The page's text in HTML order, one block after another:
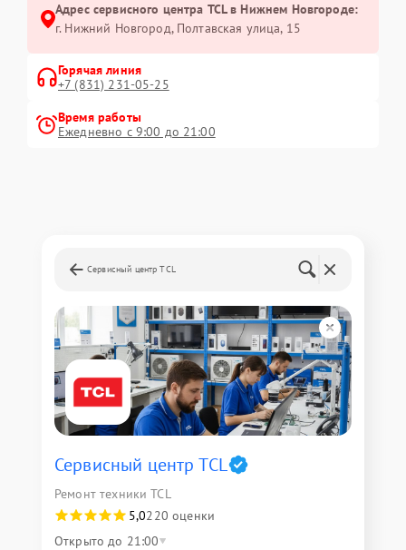
Адрес сервисного центра TCL в Нижнем Новгороде:
г. Нижний Новгород, Полтавская улица, 15
Горячая линия
+7 (831) 231-05-25
Время работы
Ежедневно с 9:00 до 21:00
Сервисный центр TCL
Сервисный центр TCL
Ремонт техники TCL
5,0220 оценки
Открыто до 21:00